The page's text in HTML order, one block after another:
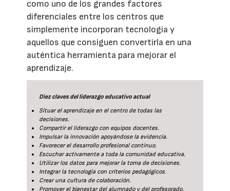
como uno de los grandes factores
diferenciales entre los centros que
simplemente incorporan tecnología y
aquellos que consiguen convertirla en una
auténtica herramienta para mejorar el
aprendizaje.
Diez claves del liderazgo educativo actual
Situar el aprendizaje en el centro de todas las
decisiones.
Compartir el liderazgo con equipos docentes.
Impulsar la innovación apoyándose la evidencia.
Favorecer el desarrollo profesional continuo.
Escuchar activamente a toda la comunidad educativa.
Utilizar los datos para mejorar la toma de decisiones.
Integrar la tecnología con criterios pedagógicos.
Crear una cultura de colaboración.
Promover el bienestar del alumnado y del profesorado.